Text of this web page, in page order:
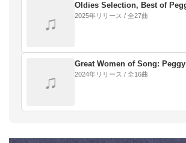
♫
Oldies Selection, Best of
2025年リリース / 全27曲
♫
Great Women of Song:
2024年リリース / 全16曲